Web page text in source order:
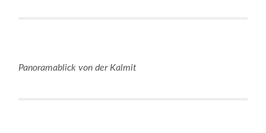
Panoramablick von der Kalmit